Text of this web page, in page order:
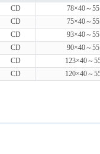
CD 78×40～
CD 75×40～
CD 93×40～
CD 90×40～
CD 123×40～
CD 120×40～